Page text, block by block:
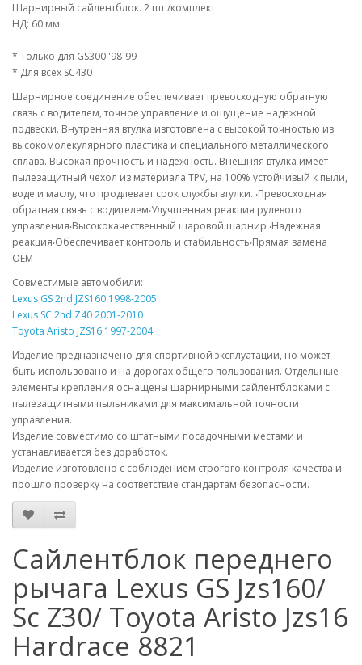
Шарнирный сайлентблок. 2 шт./комплект
НД: 60 мм
* Только для GS300 '98-99
* Для всех SC430
Шарнирное соединение обеспечивает превосходную обратную
связь с водителем, точное управление и ощущение надежной
подвески. Внутренняя втулка изготовлена с высокой точностью из
высокомолекулярного пластика и специального металлического
сплава. Высокая прочность и надежность. Внешняя втулка имеет
пылезащитный чехол из материала TPV, на 100% устойчивый к пыли,
воде и маслу, что продлевает срок службы втулки. ‧Превосходная
обратная связь с водителем‧Улучшенная реакция рулевого
управления‧Высококачественный шаровой шарнир ‧Надежная
реакция‧Обеспечивает контроль и стабильность‧Прямая замена
OEM
Совместимые автомобили:
Lexus GS 2nd JZS160 1998-2005
Lexus SC 2nd Z40 2001-2010
Toyota Aristo JZS16 1997-2004
Изделие предназначено для спортивной эксплуатации, но может
быть использовано и на дорогах общего пользования. Отдельные
элементы крепления оснащены шарнирными сайлентблоками с
пылезащитными пыльниками для максимальной точности
управления.
Изделие совместимо со штатными посадочными местами и
устанавливается без доработок.
Изделие изготовлено с соблюдением строгого контроля качества и
прошло проверку на соответствие стандартам безопасности.
Сайлентблок переднего
рычага Lexus GS Jzs160/
Sc Z30/ Toyota Aristo Jzs16
Hardrace 8821